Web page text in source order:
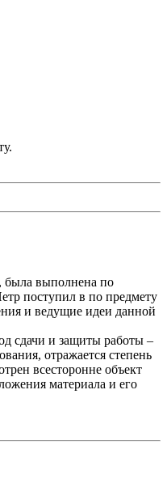
выполнена по
поступил в по предмету
и ведущие идеи данной
сдачи и защиты работы –
отражается степень
всесторонне объект
материала и его